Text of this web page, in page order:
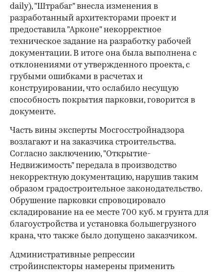
daily), "Штрабаг" внесла изменения в
разработанный архитекторами проект и
предоставила "Арконе" некорректное
техническое задание на разработку рабочей
документации. В итоге она была выполнена с
отклонениями от утвержденного проекта, с
грубыми ошибками в расчетах и
конструировании, что ослабило несущую
способность покрытия парковки, говорится в
документе.
Часть вины эксперты Мосгосстройнадзора
возлагают и на заказчика строительства.
Согласно заключению, "Открытие-
Недвижимость" передала в производство
некорректную документацию, нарушив таким
образом градостроительное законодательство.
Обрушение парковки спровоцировало
складирование на ее месте 700 куб. м грунта для
благоустройства и установка большегрузного
крана, что также было допущено заказчиком.
Административные репрессии
стройинспекторы намерены применить